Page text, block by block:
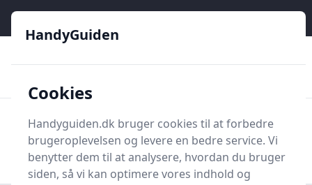
HandyGuiden
Søg nu
Søg nu
HandyGuiden
Cookies
Handyguiden.dk bruger cookies til at forbedre
brugeroplevelsen og levere en bedre service. Vi
benytter dem til at analysere, hvordan du bruger
siden, så vi kan optimere vores indhold og